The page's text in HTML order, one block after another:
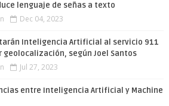
lenguaje de señas a texto
Dec 04, 2023
Inteligencia Artificial al servicio 911
geolocalización, según Joel Santos
Jul 27, 2023
entre Inteligencia Artificial y Machine